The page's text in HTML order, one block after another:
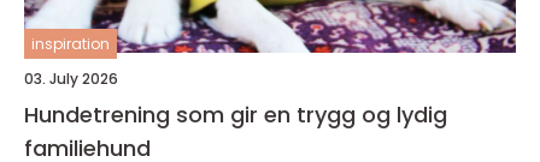
inspiration
03. July 2026
Hundetrening som gir en trygg og lydig
familiehund